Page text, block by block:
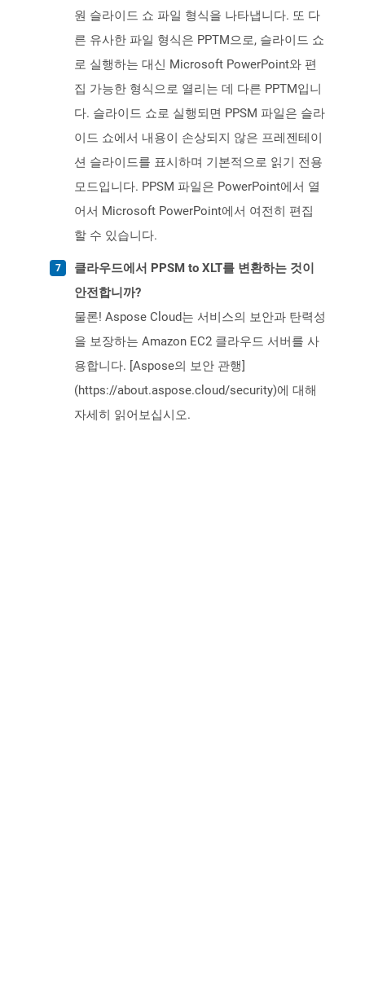
원 슬라이드 쇼 파일 형식을 나타냅니다. 또 다
른 유사한 파일 형식은 PPTM으로, 슬라이드 쇼
로 실행하는 대신 Microsoft PowerPoint와 편
집 가능한 형식으로 열리는 데 다른 PPTM입니
다. 슬라이드 쇼로 실행되면 PPSM 파일은 슬라
이드 쇼에서 내용이 손상되지 않은 프레젠테이
션 슬라이드를 표시하며 기본적으로 읽기 전용
모드입니다. PPSM 파일은 PowerPoint에서 열
어서 Microsoft PowerPoint에서 여전히 편집
할 수 있습니다.
클라우드에서 PPSM to XLT를 변환하는 것이
안전합니까?
물론! Aspose Cloud는 서비스의 보안과 탄력성
을 보장하는 Amazon EC2 클라우드 서버를 사
용합니다. [Aspose의 보안 관행]
(https://about.aspose.cloud/security)에 대해
자세히 읽어보십시오.